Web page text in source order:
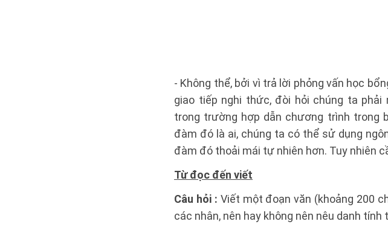
- Không thể, bởi vì trả lời phỏng vấn học
giao tiếp nghi thức, đòi hỏi chúng ta
trong trường hợp dẫn chương trình trong
đàm đó là ai, chúng ta có thể sử dụng
đàm đó thoải mái tự nhiên hơn. Tuy nhiên
Từ đọc đến viết
Câu hỏi : Viết một đoạn văn (khoảng 200
các nhân, nên hay không nên nêu danh